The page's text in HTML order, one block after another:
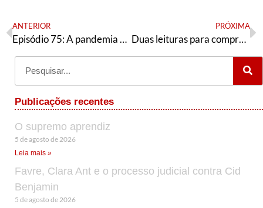
ANTERIOR
Episódio 75: A pandemia na América Latina, as disputas entre a direita no Brasil e a aprovação da MP 927
PRÓXIMA
Duas leituras para compreender melhor o papel das redes sociais na captura da ordem política e na geração do caos social
Publicações recentes
O supremo aprendiz
5 de agosto de 2026
Leia mais »
Favre, Clara Ant e o processo judicial contra Cid
Benjamin
5 de agosto de 2026